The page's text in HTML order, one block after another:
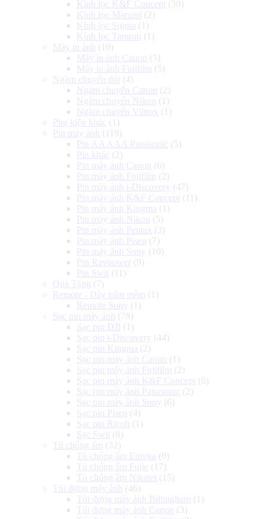
Kính lọc K&F Concept (30)
Kính lọc Marumi (2)
Kính lọc Sigma (1)
Kính lọc Tamron
(1)
Máy in ảnh
(10)
Máy in ảnh Canon
(5)
Máy in ảnh Fujifilm (5)
Ngàm chuyển đổi (4)
Ngàm chuyển Canon
(2)
Ngàm chuyển Nikon
(1)
Ngàm chuyển Viltrox (1)
Phụ kiện khác (1)
Pin máy ảnh
(119)
Pin AA AAA Panasonic (5)
Pin khác (2)
Pin máy ảnh Canon
(6)
Pin máy ảnh Fujifilm (2)
Pin máy ảnh i-Discovery (47)
Pin máy ảnh K&F Concept (11)
Pin máy ảnh Kingma (1)
Pin máy ảnh Nikon
(5)
Pin máy ảnh Pentax (3)
Pin máy ảnh Pisen
(7)
Pin máy ảnh Sony (10)
Pin Ravpower
(9)
Pin Swit (11)
Quà Tặng (7)
Remote - Dây bấm mềm (1)
Remote Sony (1)
Sạc pin máy ảnh
(78)
Sạc pin DJI (1)
Sạc pin i-Discovery (44)
Sạc pin Kingma (2)
Sạc pin máy ảnh Canon
(1)
Sạc pin máy ảnh Fujifilm (2)
Sạc pin máy ảnh K&F Concept (6)
Sạc pin máy ảnh Panasonic (2)
Sạc pin máy ảnh Sony (6)
Sạc pin Pisen
(4)
Sạc pin Ricoh
(1)
Sạc Swit (8)
Tủ chống ẩm (32)
Tủ chống ẩm Eureka (0)
Tủ chống ẩm Fujie (17)
Tủ chống ẩm Nikatei (15)
Túi đựng máy ảnh
(46)
Túi đựng máy ảnh Billingham (1)
Túi đựng máy ảnh Canon
(3)